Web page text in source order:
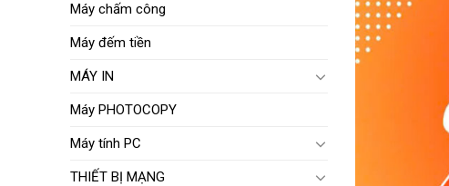
Máy chấm công
Máy đếm tiền
MÁY IN
Máy PHOTOCOPY
Máy tính PC
THIẾT BỊ MẠNG